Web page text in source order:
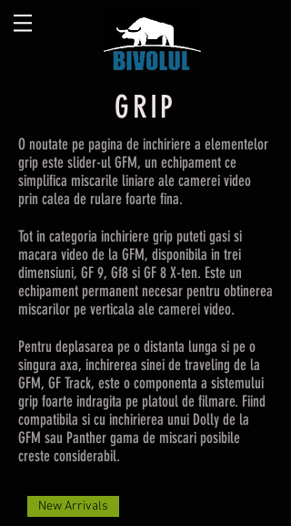
GRIP
O noutate pe pagina de inchiriere a elementelor
grip este slider-ul GFM, un echipament ce
simplifica miscarile liniare ale camerei video
prin calea de rulare foarte fina.
Tot in categoria inchiriere grip puteti gasi si
macara video de la GFM, disponibila in trei
dimensiuni, GF 9, Gf8 si GF 8 X-ten. Este un
echipament permanent necesar pentru obtinerea
miscarilor pe verticala ale camerei video.
Pentru deplasarea pe o distanta lunga si pe o
singura axa, inchirerea sinei de traveling de la
GFM, GF Track, este o componenta a sistemului
grip foarte indragita pe platoul de filmare. Fiind
compatibila si cu inchirierea unui Dolly de la
GFM sau Panther gama de miscari posibile
creste considerabil.
New Arrivals